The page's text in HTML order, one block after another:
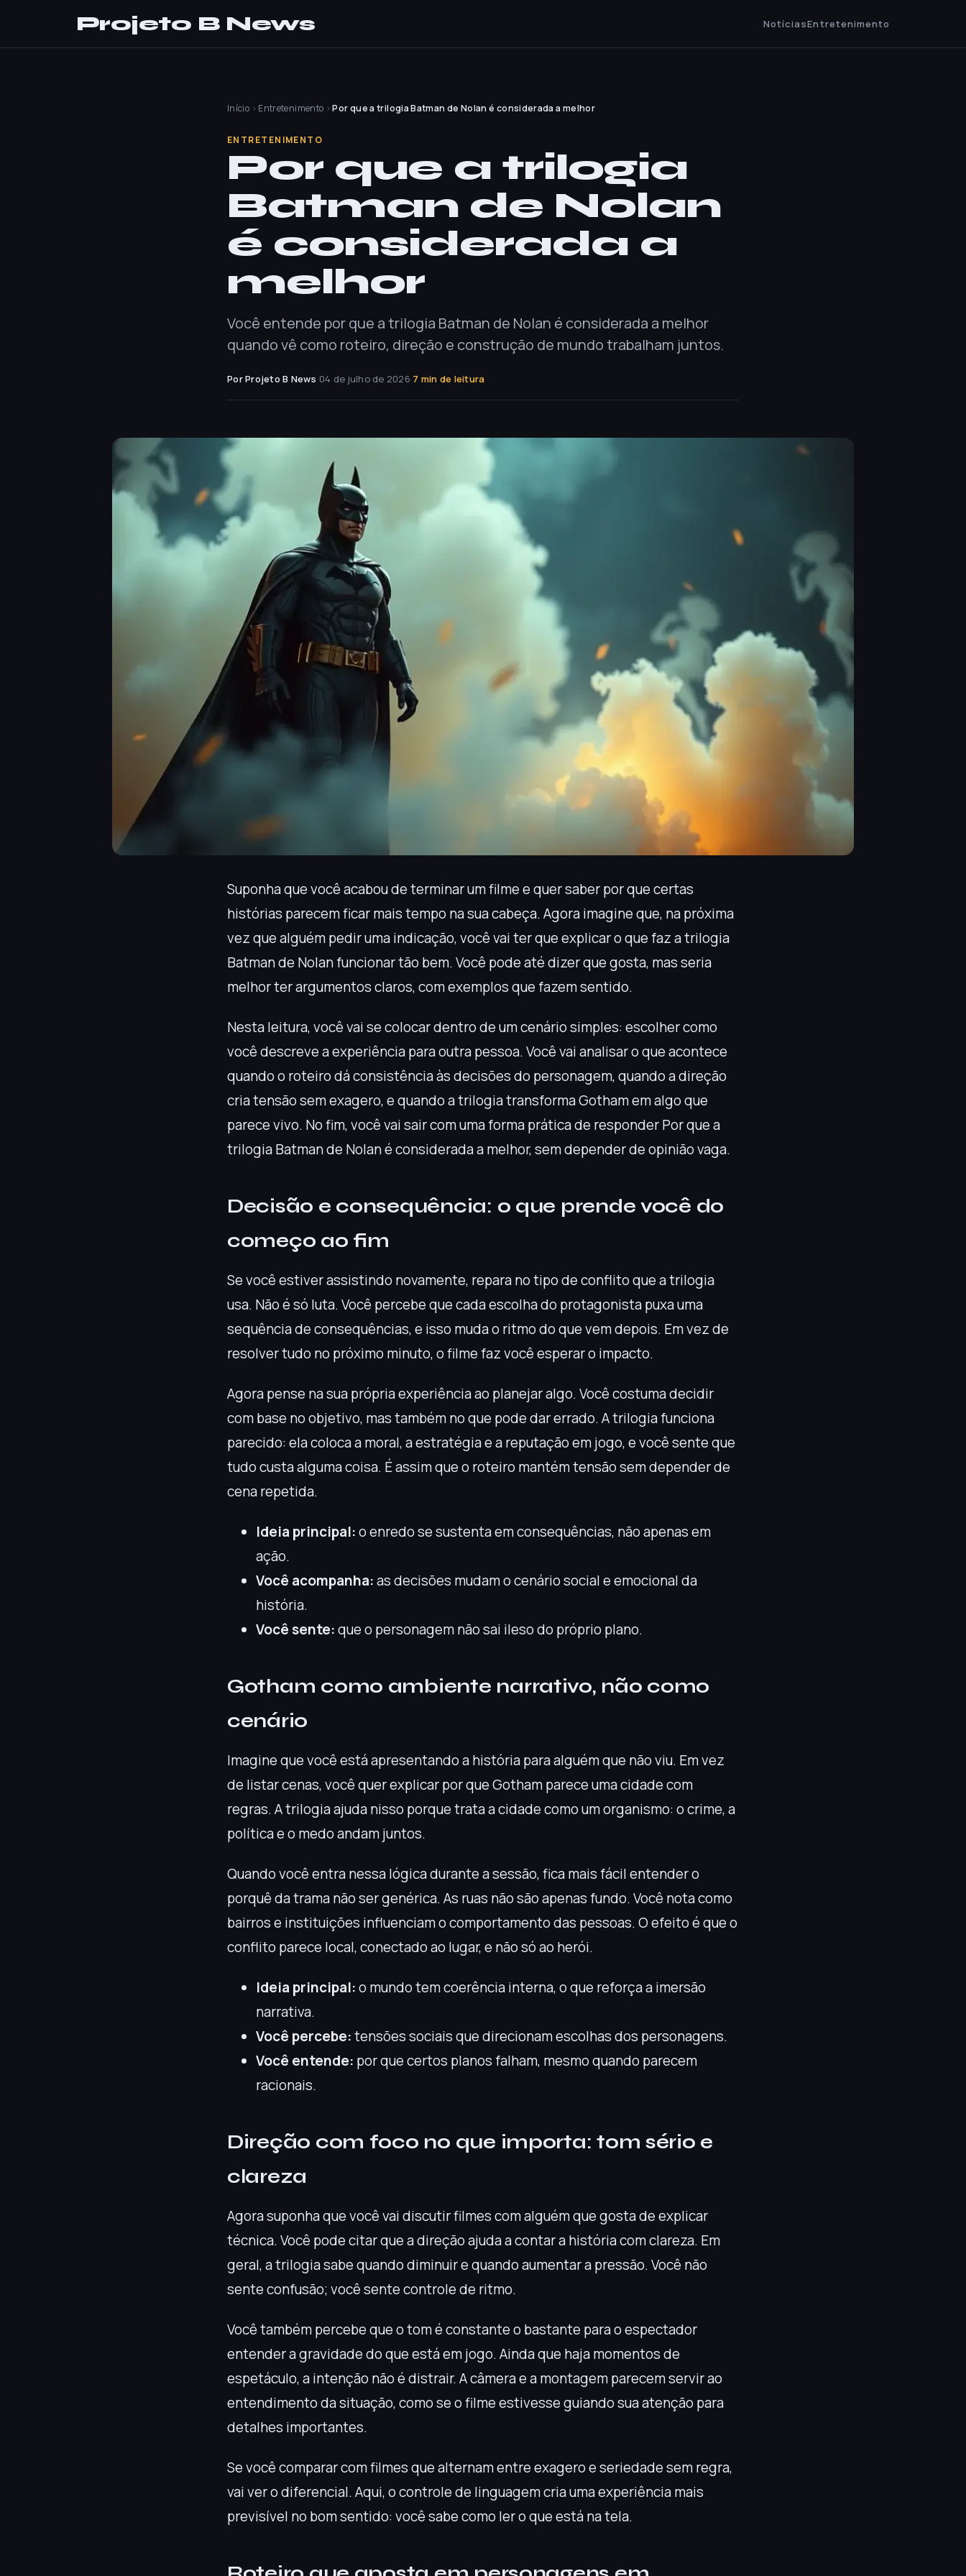
Projeto B News NotíciasEntretenimento
Início › Entretenimento › Por que a trilogia Batman de Nolan é considerada a melhor
ENTRETENIMENTO
Por que a trilogia
Batman de Nolan
é considerada a
melhor
Você entende por que a trilogia Batman de Nolan é considerada a melhor
quando vê como roteiro, direção e construção de mundo trabalham juntos.
Por Projeto B News·04 de julho de 2026·7 min de leitura
Suponha que você acabou de terminar um filme e quer saber por que certas
histórias parecem ficar mais tempo na sua cabeça. Agora imagine que, na próxima
vez que alguém pedir uma indicação, você vai ter que explicar o que faz a trilogia
Batman de Nolan funcionar tão bem. Você pode até dizer que gosta, mas seria
melhor ter argumentos claros, com exemplos que fazem sentido.
Nesta leitura, você vai se colocar dentro de um cenário simples: escolher como
você descreve a experiência para outra pessoa. Você vai analisar o que acontece
quando o roteiro dá consistência às decisões do personagem, quando a direção
cria tensão sem exagero, e quando a trilogia transforma Gotham em algo que
parece vivo. No fim, você vai sair com uma forma prática de responder Por que a
trilogia Batman de Nolan é considerada a melhor, sem depender de opinião vaga.
Decisão e consequência: o que prende você do
começo ao fim
Se você estiver assistindo novamente, repara no tipo de conflito que a trilogia
usa. Não é só luta. Você percebe que cada escolha do protagonista puxa uma
sequência de consequências, e isso muda o ritmo do que vem depois. Em vez de
resolver tudo no próximo minuto, o filme faz você esperar o impacto.
Agora pense na sua própria experiência ao planejar algo. Você costuma decidir
com base no objetivo, mas também no que pode dar errado. A trilogia funciona
parecido: ela coloca a moral, a estratégia e a reputação em jogo, e você sente que
tudo custa alguma coisa. É assim que o roteiro mantém tensão sem depender de
cena repetida.
Ideia principal:o enredo se sustenta em consequências, não apenas em
ação.
Você acompanha:as decisões mudam o cenário social e emocional da
história.
Você sente:que o personagem não sai ileso do próprio plano.
Gotham como ambiente narrativo, não como
cenário
Imagine que você está apresentando a história para alguém que não viu. Em vez
de listar cenas, você quer explicar por que Gotham parece uma cidade com
regras. A trilogia ajuda nisso porque trata a cidade como um organismo: o crime, a
política e o medo andam juntos.
Quando você entra nessa lógica durante a sessão, fica mais fácil entender o
porquê da trama não ser genérica. As ruas não são apenas fundo. Você nota como
bairros e instituições influenciam o comportamento das pessoas. O efeito é que o
conflito parece local, conectado ao lugar, e não só ao herói.
Ideia principal:o mundo tem coerência interna, o que reforça a imersão
narrativa.
Você percebe:tensões sociais que direcionam escolhas dos personagens.
Você entende: por que certos planos falham, mesmo quando parecem
racionais.
Direção com foco no que importa: tom sério e
clareza
Agora suponha que você vai discutir filmes com alguém que gosta de explicar
técnica. Você pode citar que a direção ajuda a contar a história com clareza. Em
geral, a trilogia sabe quando diminuir e quando aumentar a pressão. Você não
sente confusão; você sente controle de ritmo.
Você também percebe que o tom é constante o bastante para o espectador
entender a gravidade do que está em jogo. Ainda que haja momentos de
espetáculo, a intenção não é distrair. A câmera e a montagem parecem servir ao
entendimento da situação, como se o filme estivesse guiando sua atenção para
detalhes importantes.
Se você comparar com filmes que alternam entre exagero e seriedade sem regra,
vai ver o diferencial. Aqui, o controle de linguagem cria uma experiência mais
previsível no bom sentido: você sabe como ler o que está na tela.